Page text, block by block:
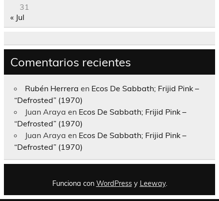
31
« Jul
Comentarios recientes
Rubén Herrera en Ecos De Sabbath; Frijid Pink –
“Defrosted” (1970)
Juan Araya en Ecos De Sabbath; Frijid Pink –
“Defrosted” (1970)
Juan Araya en Ecos De Sabbath; Frijid Pink –
“Defrosted” (1970)
Funciona con WordPressy Leeway.